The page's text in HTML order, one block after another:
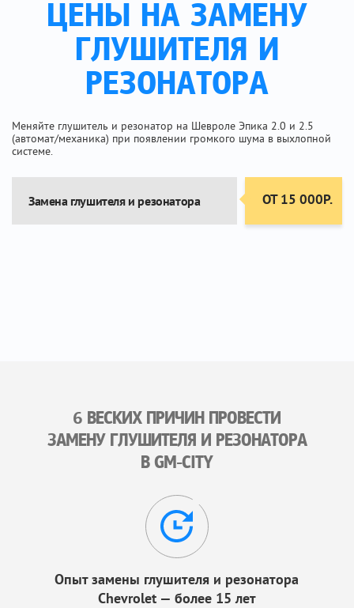
ЦЕНЫ НА ЗАМЕНУ
ГЛУШИТЕЛЯ И
РЕЗОНАТОРА
Меняйте глушитель и резонатор на Шевроле Эпика 2.0 и 2.5
(автомат/механика) при появлении громкого шума в выхлопной
системе.
Замена глушителя и резонатора ОТ 15 000Р.
6 ВЕСКИХ ПРИЧИН ПРОВЕСТИ
ЗАМЕНУ ГЛУШИТЕЛЯ И РЕЗОНАТОРА
В GM-CITY
Опыт замены глушителя и резонатора
Chevrolet — более 15 лет